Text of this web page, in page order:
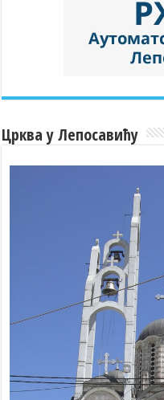
Црква у Лепосавићу